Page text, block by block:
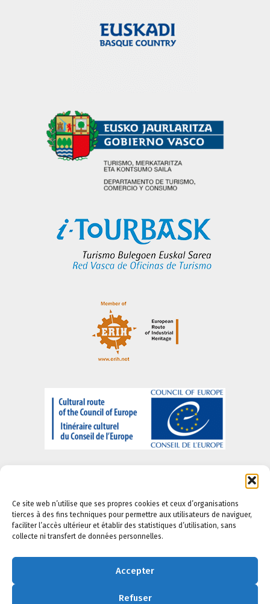
Ce site web n’utilise que ses propres cookies et ceux d’organisations
tierces à des fins techniques pour permettre aux utilisateurs de naviguer,
faciliter l’accès ultérieur et établir des statistiques d’utilisation, sans
collecte ni transfert de données personnelles.
Accepter
Refuser
A propos de nous-Informations juridiques-Politique
Politique daccessibilite